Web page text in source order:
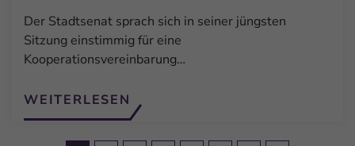
Der Stadtsenat sprach sich in seiner jüngsten
Sitzung einstimmig für eine
Kooperationsvereinbarung…
WEITERLESEN